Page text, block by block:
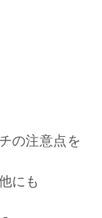
の注意点を
にも